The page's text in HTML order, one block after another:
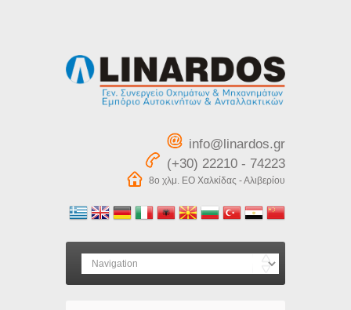
info@linardos.gr
(+30) 22210 - 74223
8ο χλμ. ΕΟ Χαλκίδας - Αλιβερίου